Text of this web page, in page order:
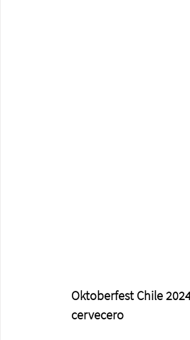
Oktoberfest Chile
cervecero